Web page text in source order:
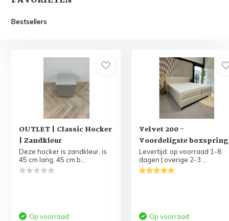
Bestsellers
OUTLET | Classic Hocker
| Zandkleur
Deze hocker is zandkleur, is
45 cm lang, 45 cm b...
Op voorraad
Velvet 200 -
Voordeligste boxspring
Levertijd: op voorraad 1-8
dagen | overige 2-3 ...
Op voorraad